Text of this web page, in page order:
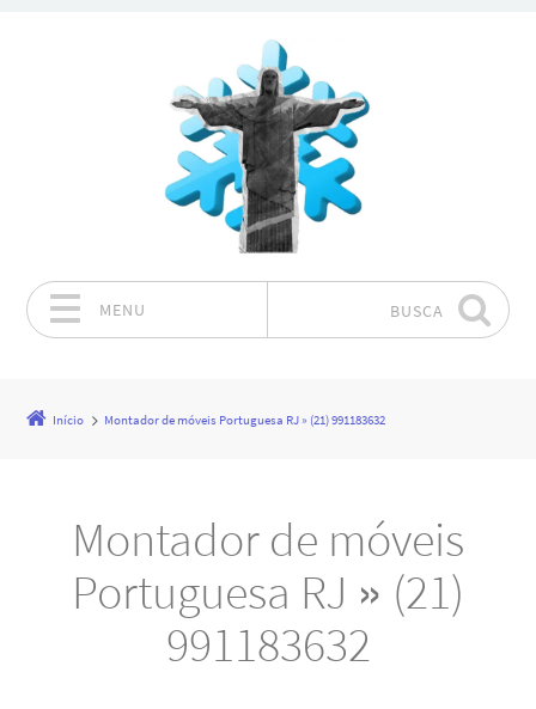
MENU BUSCA
Início Montador de móveis Portuguesa RJ » (21) 991183632
Montador de móveis
Portuguesa RJ » (21)
991183632